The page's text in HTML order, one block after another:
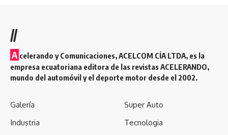
//
A celerando y Comunicaciones, ACELCOM CÍA LTDA, es la
empresa ecuatoriana editora de las revistas ACELERANDO,
mundo del automóvil y el deporte motor desde el 2002.
Galería
Industria
Super Auto
Tecnologia